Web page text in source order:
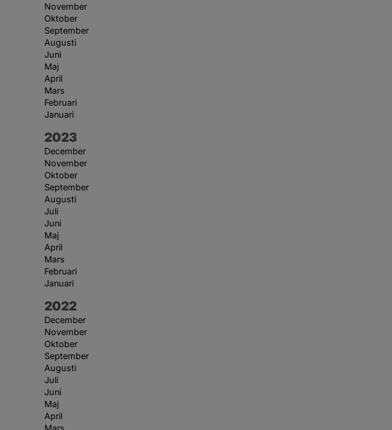
November
Oktober
September
Augusti
Juni
Maj
April
Mars
Februari
Januari
År:
2023
December
November
Oktober
September
Augusti
Juli
Juni
Maj
April
Mars
Februari
Januari
År:
2022
December
November
Oktober
September
Augusti
Juli
Juni
Maj
April
Mars